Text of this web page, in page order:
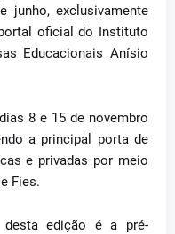
junho, exclusivamente
oficial do Instituto
Educacionais Anísio
8 e 15 de novembro
a principal porta de
e privadas por meio
Fies.
desta edição é a pré-